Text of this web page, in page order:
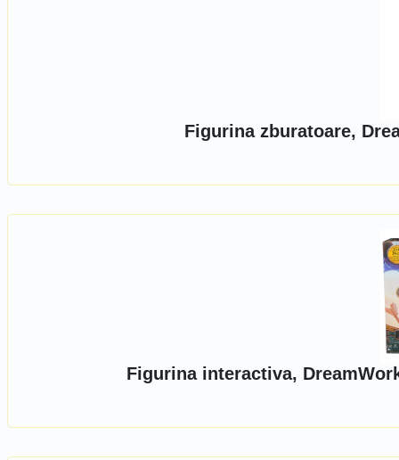
Figurina zburatoare,
Figurina interactiva,